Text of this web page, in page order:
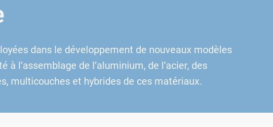
dans le développement de nouveaux modèles
l’assemblage de l’aluminium, de l’acier, des
multicouches et hybrides de ces matériaux.